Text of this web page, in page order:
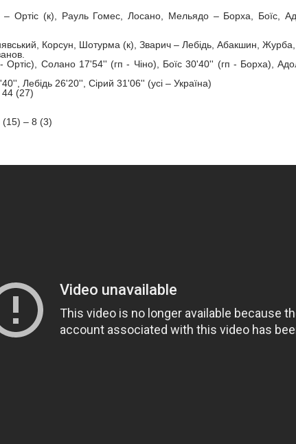
Ортіс (к), Рауль Гомес, Лосано, Мельядо – Борха, Боїс,
Корсун, Шотурма (к), Зварич – Лебідь, Абакшин,
Ортіс), Солано 17'54'' (гп - Чіно), Боїс 30'40'' (гп - Борха),
Лебідь 26'20'', Сірий 31'06'' (усі – Україна)
(27)
(15) – 8 (3)